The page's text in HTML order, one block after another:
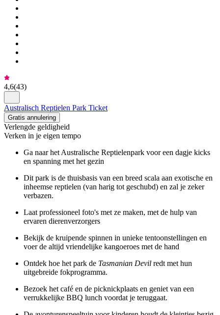
4,6(43)
Australisch Reptielen Park Ticket
Gratis annulering
Verlengde geldigheid
Verken in je eigen tempo
Ga naar het Australische Reptielenpark voor een dagje kicks
en spanning met het gezin
Dit park is de thuisbasis van een breed scala aan exotische en
inheemse reptielen (van harig tot geschubd) en zal je zeker
verbazen.
Laat professioneel foto's met ze maken, met de hulp van
ervaren dierenverzorgers
Bekijk de kruipende spinnen in unieke tentoonstellingen en
voer de altijd vriendelijke kangoeroes met de hand
Ontdek hoe het park de Tasmanian Devil redt met hun
uitgebreide fokprogramma.
Bezoek het café en de picknickplaats en geniet van een
verrukkelijke BBQ lunch voordat je teruggaat.